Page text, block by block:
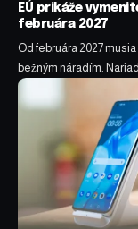
EÚ prikáže
februára 2027
Od februára 2027
bežným náradím.